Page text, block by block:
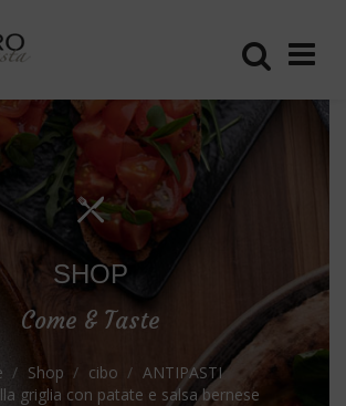
SHOP
Come & Taste
Shop cibo
ANTIPASTI
griglia con patate e salsa bernese